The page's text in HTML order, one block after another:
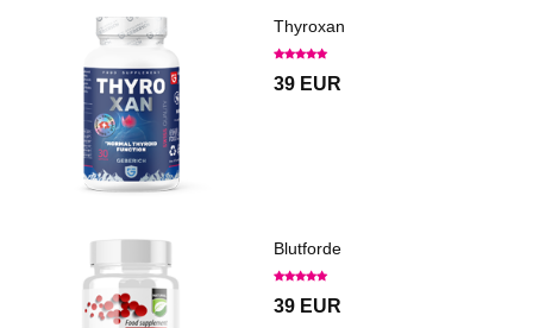
Thyroxan
39 EUR
Blutforde
39 EUR